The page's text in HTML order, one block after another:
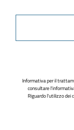
Informativa per il
consultare
Riguardo l'utilizzo dei